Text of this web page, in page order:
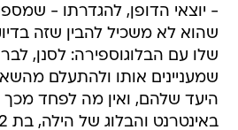
- יוצאי הדופן, להגדרתו -
שהוא לא משכיל להבין שזה
שלו עם הבלוגוספירה: לסנן,
שמעניינים אותו ולהתעלם
היעד שלהם, ואין מה לפחד מכך